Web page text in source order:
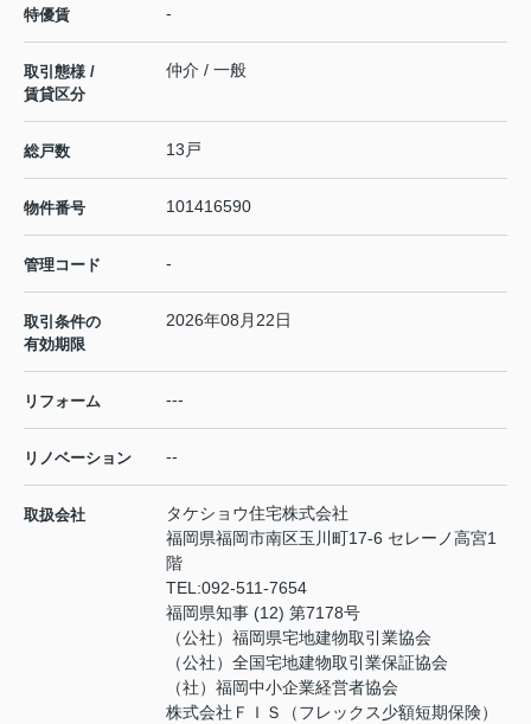
特優賃 -
取引態様 /
賃貸区分
仲介 / 一般
総戸数 13戸
物件番号 101416590
管理コード -
取引条件の
有効期限
2026年08月22日
リフォーム ---
リノベーション --
取扱会社
タケショウ住宅株式会社
福岡県福岡市南区玉川町17-6 セレーノ高宮1
階
TEL:092-511-7654
福岡県知事 (12) 第7178号
（公社）福岡県宅地建物取引業協会
（公社）全国宅地建物取引業保証協会
（社）福岡中小企業経営者協会
株式会社ＦＩＳ（フレックス少額短期保険）